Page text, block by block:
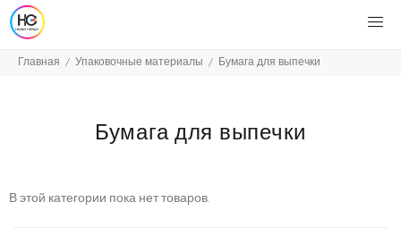
Главная Упаковочные материалы Бумага для выпечки
Бумага для выпечки
В этой категории пока нет товаров.